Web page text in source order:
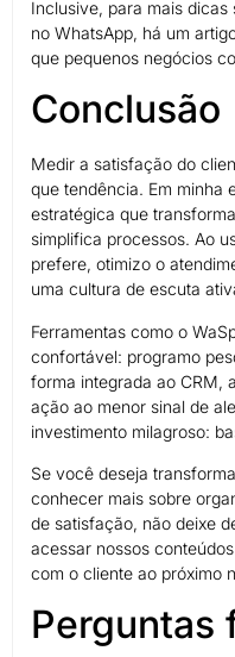
Inclusive, para mais
no WhatsApp, há um
que pequenos negócios
Conclusão
Medir a satisfação do
que tendência. Em minha
estratégica que
simplifica processos. Ao
prefere, otimizo o
uma cultura de escuta
Ferramentas como o
confortável: programo
forma integrada ao CRM,
ação ao menor sinal de
investimento milagroso:
Se você deseja
conhecer mais sobre
de satisfação, não deixe
acessar nossos
com o cliente ao próximo
Perguntas